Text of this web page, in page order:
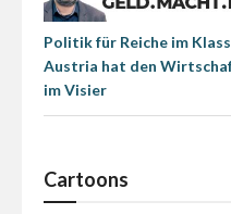
Politik für Reiche im
Austria hat den
im Visier
Cartoons